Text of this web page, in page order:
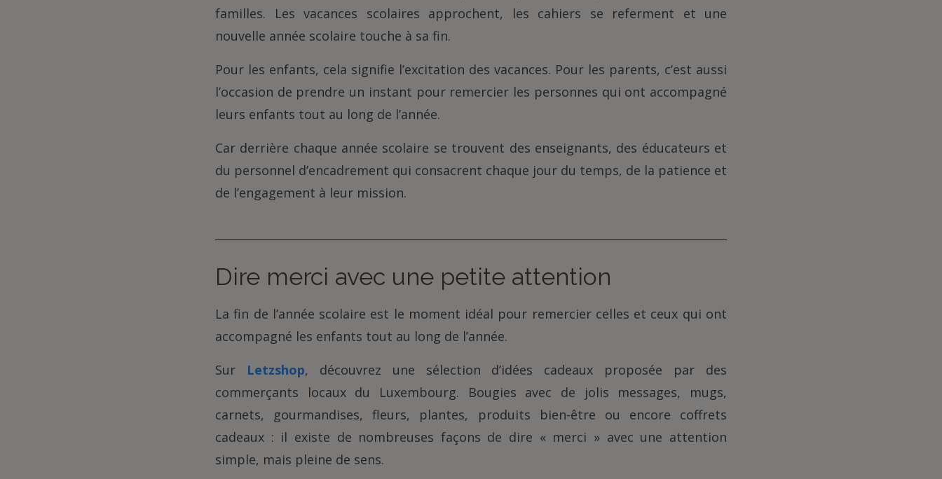
familles. Les vacances scolaires approchent, les cahiers se referment et une
nouvelle année scolaire touche à sa fin.
Pour les enfants, cela signifie l’excitation des vacances. Pour les parents, c’est aussi
l’occasion de prendre un instant pour remercier les personnes qui ont accompagné
leurs enfants tout au long de l’année.
Car derrière chaque année scolaire se trouvent des enseignants, des éducateurs et
du personnel d’encadrement qui consacrent chaque jour du temps, de la patience et
de l’engagement à leur mission.
Dire merci avec une petite attention
La fin de l’année scolaire est le moment idéal pour remercier celles et ceux qui ont
accompagné les enfants tout au long de l’année.
Sur Letzshop, découvrez une sélection d’idées cadeaux proposée par des
commerçants locaux du Luxembourg. Bougies avec de jolis messages, mugs,
carnets, gourmandises, fleurs, plantes, produits bien-être ou encore coffrets
cadeaux : il existe de nombreuses façons de dire « merci » avec une attention
simple, mais pleine de sens.